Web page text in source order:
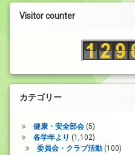
ー
ヤ
Visitor counter
カテゴリー
健康・安全部会(5)
各学年より (1,102)
委員会・クラブ活動(100)